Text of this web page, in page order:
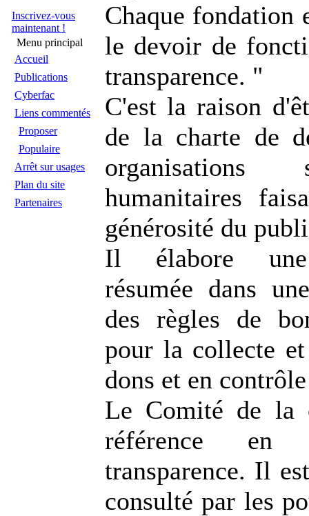
Inscrivez-vous
maintenant !
Menu principal
Accueil
Publications
Cyberfac
Liens commentés
Proposer
Populaire
Arrêt sur usages
Plan du site
Partenaires
Chaque fondation
le devoir de
transparence. "
C'est la raison
de la charte de
humanitaires
générosité du
Il élabore une
résumée dans
des règles de
pour la collecte
dons et en
Le Comité de la
référence en
transparence. Il
consulté par les